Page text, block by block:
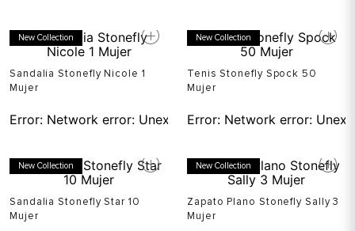
New Collection
Sandalia Stonefly Nicole 1
Mujer
Error: Network error: Unexpected token T in JSON at
New Collection
Tenis Stonefly Spock 50
Mujer
Error: Network error:
New Collection
Sandalia Stonefly Star 10
Mujer
New Collection
Zapato Plano Stonefly Sally 3
Mujer